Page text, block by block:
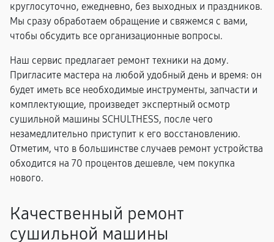
круглосуточно, ежедневно, без выходных и праздников.
Мы сразу обработаем обращение и свяжемся с вами,
чтобы обсудить все организационные вопросы.
Наш сервис предлагает ремонт техники на дому.
Пригласите мастера на любой удобный день и время: он
будет иметь все необходимые инструменты, запчасти и
комплектующие, произведет экспертный осмотр
сушильной машины SCHULTHESS, после чего
незамедлительно приступит к его восстановлению.
Отметим, что в большинстве случаев ремонт устройства
обходится на 70 процентов дешевле, чем покупка
нового.
Качественный ремонт
сушильной машины